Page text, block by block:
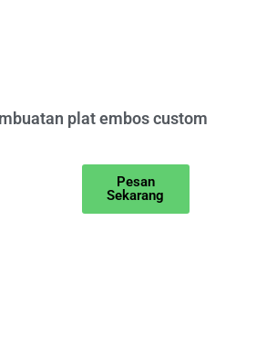
plat embos custom
Pesan
Sekarang